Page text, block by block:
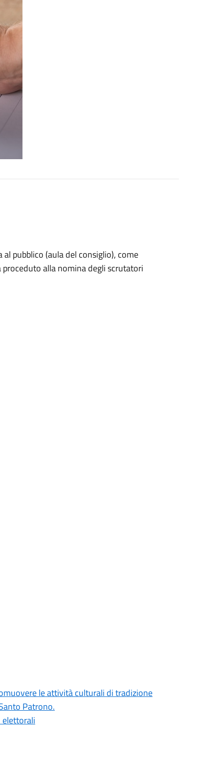
pubblico (aula del consiglio), come
alla nomina degli scrutatori
le attività culturali di tradizione
Patrono.